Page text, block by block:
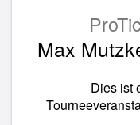
Max
Dies ist